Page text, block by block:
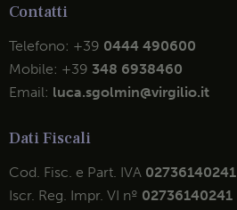
Contatti
Telefono: +39 0444 490600
Mobile: +39 348 6938460
Email: luca.sgolmin@virgilio.it
Dati Fiscali
Cod. Fisc. e Part. IVA 02736140241
Iscr. Reg. Impr. VI nº 02736140241